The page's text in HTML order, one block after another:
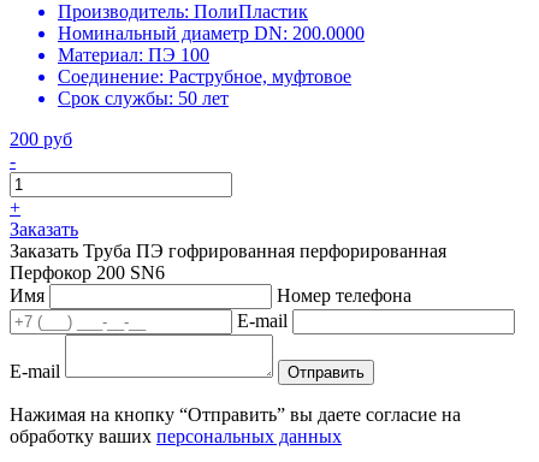
Производитель: ПолиПластик
Номинальный диаметр DN: 200.0000
Материал: ПЭ 100
Соединение: Раструбное, муфтовое
Срок службы: 50 лет
200 руб
-
+
Заказать
Заказать Труба ПЭ гофрированная перфорированная
Перфокор 200 SN6
Имя
Номер телефона
E-mail
E-mail Отправить
Нажимая на кнопку “Отправить” вы даете согласие на
обработку ваших персональных данных